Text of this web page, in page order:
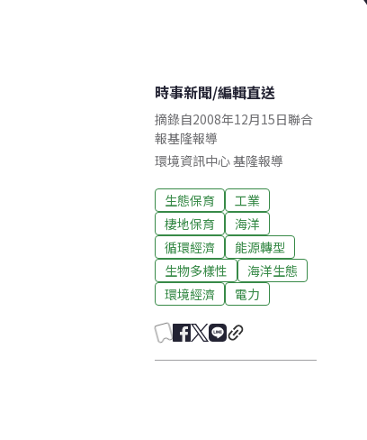
時事新聞/編輯直送
摘錄自2008年12月15日聯合
報基隆報導
環境資訊中心基隆報導
生態保育
工業
棲地保育
海洋
循環經濟
能源轉型
生物多樣性
海洋生態
環境經濟
電力